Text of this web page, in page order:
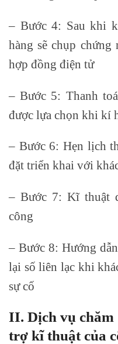
– Bước 4: Sau khi
hàng sẽ chụp
hợp đồng điện tử
– Bước 5: Thanh
được lựa chọn khi kí
– Bước 6: Hẹn lịch
đặt triển khai với
– Bước 7: Kĩ thuật
công
– Bước 8: Hướng
lại số liên lạc khi
sự cố
II. Dịch vụ chăm
trợ kĩ thuật của